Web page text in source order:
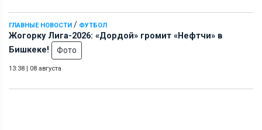
ГЛАВНЫЕ НОВОСТИ / ФУТБОЛ
Жогорку Лига-2026: «Дордой» громит «Нефтчи» в
Бишкеке!
Фото
13:38 | 08 августа